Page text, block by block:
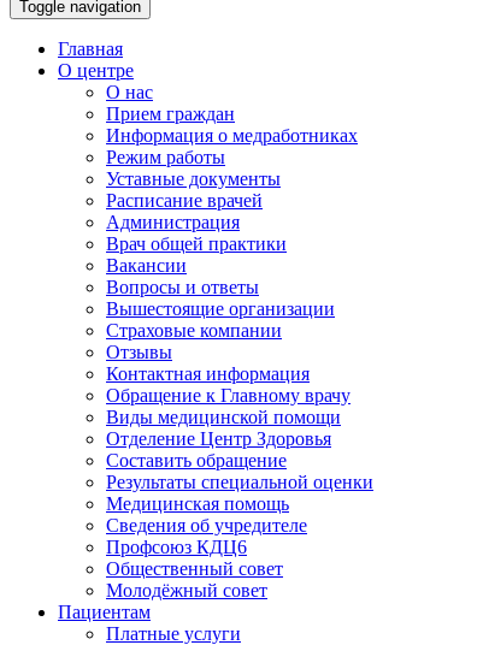
Toggle navigation
Главная
О центре
О нас
Прием граждан
Информация о медработниках
Режим работы
Уставные документы
Расписание врачей
Администрация
Врач общей практики
Вакансии
Вопросы и ответы
Вышестоящие организации
Страховые компании
Отзывы
Контактная информация
Обращение к Главному врачу
Виды медицинской помощи
Отделение Центр Здоровья
Составить обращение
Результаты специальной оценки
Медицинская помощь
Cведения об учредителе
Профсоюз КДЦ6
Общественный совет
Молодёжный совет
Пациентам
Платные услуги